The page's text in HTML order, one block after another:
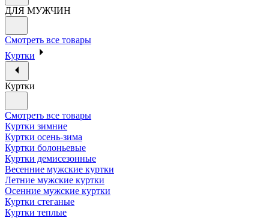
ДЛЯ МУЖЧИН
Смотреть все товары
Куртки
Куртки
Смотреть все товары
Куртки зимние
Куртки осень-зима
Куртки болоньевые
Куртки демисезонные
Весенние мужские куртки
Летние мужские куртки
Осенние мужские куртки
Куртки стеганые
Куртки теплые